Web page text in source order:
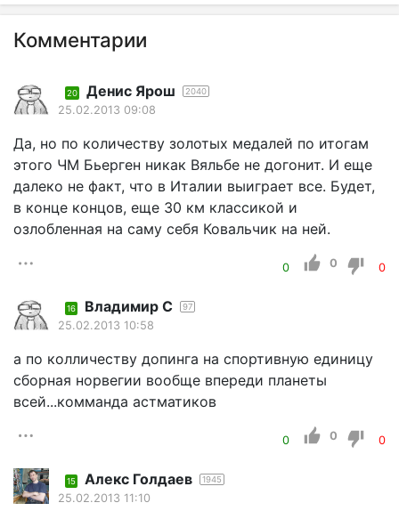
Комментарии
20 Денис Ярош 2040
25.02.2013 09:08
Да, но по количеству золотых медалей по итогам
этого ЧМ Бьерген никак Вяльбе не догонит. И еще
далеко не факт, что в Италии выиграет все. Будет,
в конце концов, еще 30 км классикой и
озлобленная на саму себя Ковальчик на ней.
0 0 0
16 Владимир С 97
25.02.2013 10:58
а по колличеству допинга на спортивную единицу
сборная норвегии вообще впереди планеты
всей...комманда астматиков
0 0 0
15 Алекс Голдаев 1945
25.02.2013 11:10